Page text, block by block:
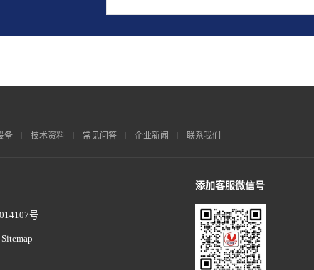
should
备 技术资料 常见问答 企业新闻 联系我们
添加客服微信号
号
Sitemap